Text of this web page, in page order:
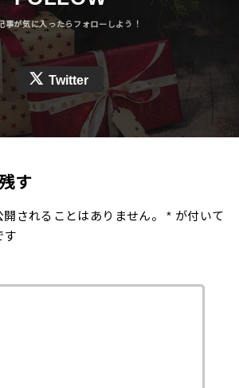
Twitter
す
されることはありません。 * が付いて
す